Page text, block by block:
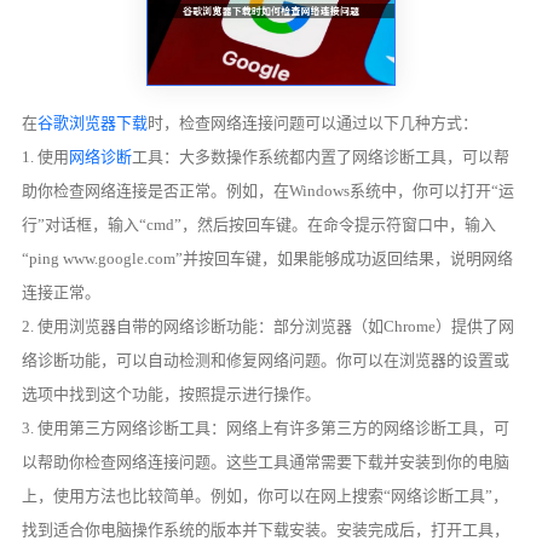
在谷歌浏览器下载时，检查网络连接问题可以通过以下几种方式：
1. 使用 网络诊断工具：大多数操作系统都内置了网络诊断工具，可以帮
助你检查网络连接是否正常。例如，在Windows系统中，你可以打开“运
行”对话框，输入“cmd”，然后按回车键。在命令提示符窗口中，输入
“ping www.google.com”并按回车键，如果能够成功返回结果，说明网络
连接正常。
2. 使用浏览器自带的网络诊断功能：部分浏览器（如Chrome）提供了网
络诊断功能，可以自动检测和修复网络问题。你可以在浏览器的设置或
选项中找到这个功能，按照提示进行操作。
3. 使用第三方网络诊断工具：网络上有许多第三方的网络诊断工具，可
以帮助你检查网络连接问题。这些工具通常需要下载并安装到你的电脑
上，使用方法也比较简单。例如，你可以在网上搜索“网络诊断工具”，
找到适合你电脑操作系统的版本并下载安装。安装完成后，打开工具，